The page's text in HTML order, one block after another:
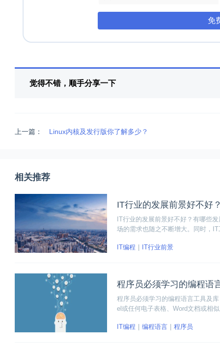
免
觉得不错，顺手分享一下
上一篇： Linux内核及发行版你了解多少？
相关推荐
IT行业的发展前景好不好
IT行业的发展前景好不好？有哪些
场的需求也随之不断增大。同时，
IT编程
IT行业前景
程序员必须学习的编程语
程序员必须学习的编程语言工具及
el或任何电子表格、Word文档或相
IT编程 编程语言 程序员